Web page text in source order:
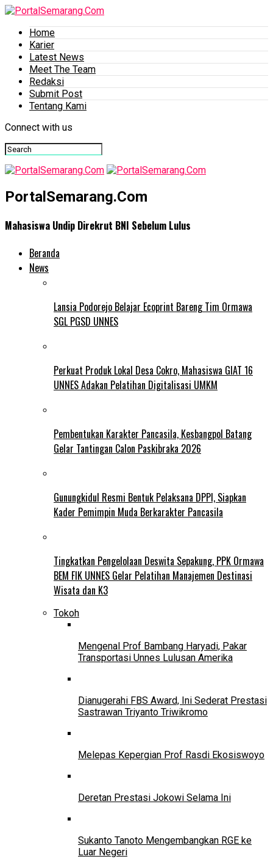
Home
Karier
Latest News
Meet The Team
Redaksi
Submit Post
Tentang Kami
Connect with us
PortalSemarang.Com
Mahasiswa Undip Direkrut BNI Sebelum Lulus
Beranda
News
Lansia Podorejo Belajar Ecoprint Bareng Tim Ormawa
SGL PGSD UNNES
Perkuat Produk Lokal Desa Cokro, Mahasiswa GIAT 16
UNNES Adakan Pelatihan Digitalisasi UMKM
Pembentukan Karakter Pancasila, Kesbangpol Batang
Gelar Tantingan Calon Paskibraka 2026
Gunungkidul Resmi Bentuk Pelaksana DPPI, Siapkan
Kader Pemimpin Muda Berkarakter Pancasila
Tingkatkan Pengelolaan Deswita Sepakung, PPK Ormawa
BEM FIK UNNES Gelar Pelatihan Manajemen Destinasi
Wisata dan K3
Tokoh
Mengenal Prof Bambang Haryadi, Pakar
Transportasi Unnes Lulusan Amerika
Dianugerahi FBS Award, Ini Sederat Prestasi
Sastrawan Triyanto Triwikromo
Melepas Kepergian Prof Rasdi Ekosiswoyo
Deretan Prestasi Jokowi Selama Ini
Sukanto Tanoto Mengembangkan RGE ke
Luar Negeri